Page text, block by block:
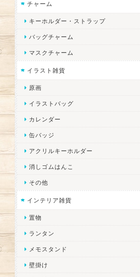
チャーム
キーホルダー・ストラップ
バッグチャーム
マスクチャーム
イラスト雑貨
原画
イラストバッグ
カレンダー
缶バッジ
アクリルキーホルダー
消しゴムはんこ
その他
インテリア雑貨
置物
ランタン
メモスタンド
壁掛け